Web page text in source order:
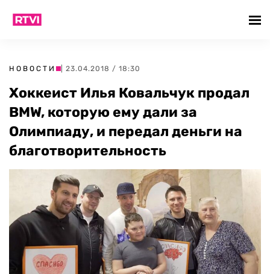
НОВОСТИ | 23.04.2018 / 18:30
Хоккеист Илья Ковальчук продал
BMW, которую ему дали за
Олимпиаду, и передал деньги на
благотворительность